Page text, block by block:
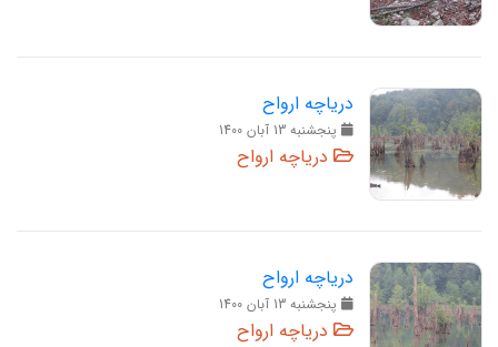
دریاچه ارواح
پنجشنبه 13 آبان 1400
دریاچه ارواح
دریاچه ارواح
پنجشنبه 13 آبان 1400
دریاچه ارواح